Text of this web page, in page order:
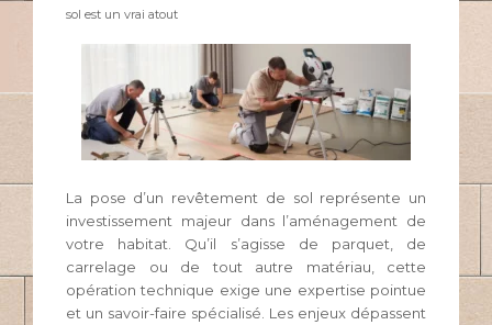
sol est un vrai atout
La pose d’un revêtement de sol représente un
investissement majeur dans l’aménagement de
votre habitat. Qu’il s’agisse de parquet, de
carrelage ou de tout autre matériau, cette
opération technique exige une expertise pointue
et un savoir-faire spécialisé. Les enjeux dépassent